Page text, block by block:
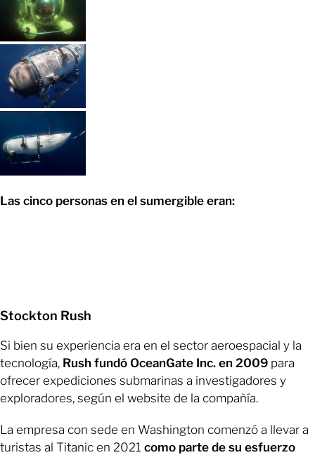
Las cinco personas en el sumergible eran:
Stockton Rush
Si bien su experiencia era en el sector aeroespacial y la
tecnología, Rush fundó OceanGate Inc. en 2009 para
ofrecer expediciones submarinas a investigadores y
exploradores, según el website de la compañía.
La empresa con sede en Washington comenzó a llevar a
turistas al Titanic en 2021 como parte de su esfuerzo